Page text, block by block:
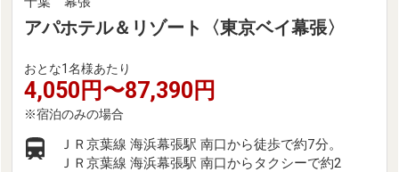
アパホテル＆リゾート〈東京ベイ幕張〉
おとな1名様あたり
4,050円〜87,390円
ＪＲ京葉線 海浜幕張駅 南口から徒歩で約7分。
ＪＲ京葉線 海浜幕張駅 南口からタクシーで約2